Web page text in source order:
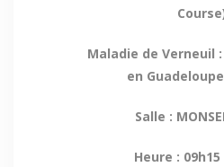
Maladie de Verneuil
en
Salle :
Heure : 09h15